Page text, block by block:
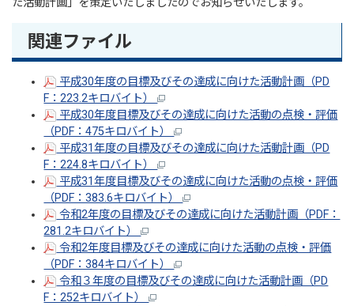
関連ファイル
平成30年度の目標及びその達成に向けた活動計画（PD
F：223.2キロバイト）
平成30年度目標及びその達成に向けた活動の点検・評価
（PDF：475キロバイト）
平成31年度の目標及びその達成に向けた活動計画（PD
F：224.8キロバイト）
平成31年度目標及びその達成に向けた活動の点検・評価
（PDF：383.6キロバイト）
令和2年度の目標及びその達成に向けた活動計画（PDF：
281.2キロバイト）
令和2年度目標及びその達成に向けた活動の点検・評価
（PDF：384キロバイト）
令和３年度の目標及びその達成に向けた活動計画（PD
F：252キロバイト）